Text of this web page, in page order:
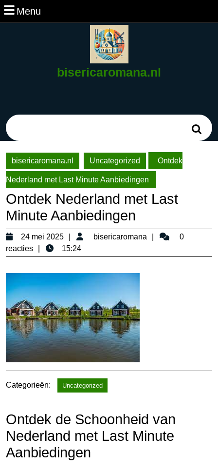
Ga
naar
Menu
bisericaromana.nl
bisericaromana.nl
Uncategorized Ontdek
Nederland met Last Minute Aanbiedingen
Ontdek Nederland met Last
Minute Aanbiedingen
24 mei 2025
24
mei
2025
bisericaromana bisericaromana
0
reacties
15:24
Categorieën: Uncategorized
Ontdek de Schoonheid van
Nederland met Last Minute
Aanbiedingen